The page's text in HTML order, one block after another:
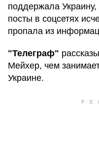
поддержала
посты в соцсетях
пропала из
"Телеграф"
Мейхер, чем
Украине.